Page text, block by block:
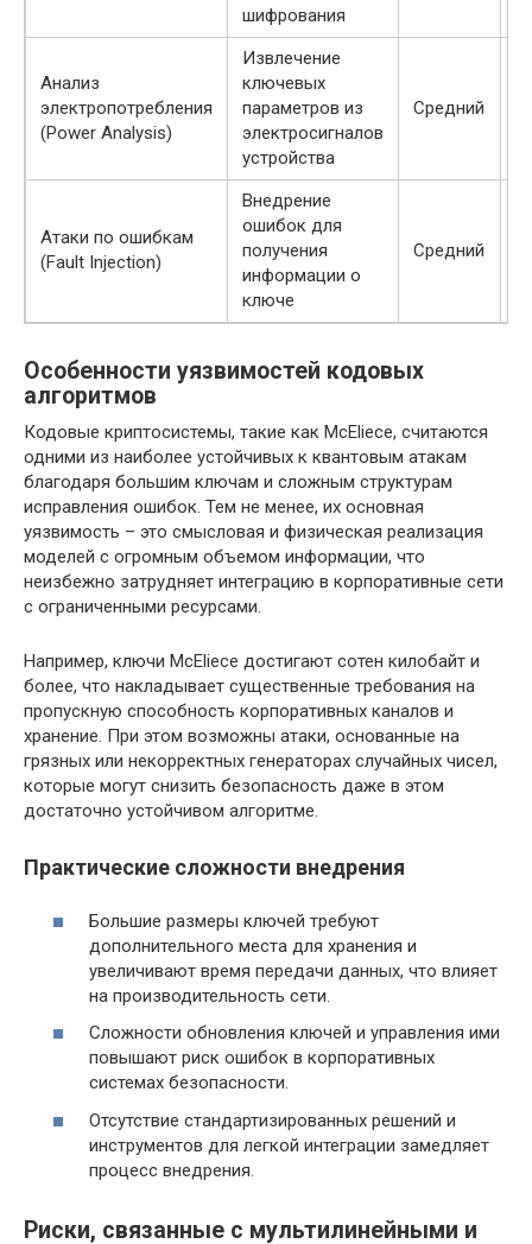
шифрования
Анализ
электропотребления
(Power Analysis)
Извлечение
ключевых
параметров из
электросигналов
устройства
Средний
Атаки по ошибкам
(Fault Injection)
Внедрение
ошибок для
получения
информации о
ключе
Средний
Особенности уязвимостей кодовых
алгоритмов
Кодовые криптосистемы, такие как McEliece, считаются
одними из наиболее устойчивых к квантовым атакам
благодаря большим ключам и сложным структурам
исправления ошибок. Тем не менее, их основная
уязвимость – это смысловая и физическая реализация
моделей с огромным объемом информации, что
неизбежно затрудняет интеграцию в корпоративные сети
с ограниченными ресурсами.
Например, ключи McEliece достигают сотен килобайт и
более, что накладывает существенные требования на
пропускную способность корпоративных каналов и
хранение. При этом возможны атаки, основанные на
грязных или некорректных генераторах случайных чисел,
которые могут снизить безопасность даже в этом
достаточно устойчивом алгоритме.
Практические сложности внедрения
Большие размеры ключей требуют
дополнительного места для хранения и
увеличивают время передачи данных, что влияет
на производительность сети.
Сложности обновления ключей и управления ими
повышают риск ошибок в корпоративных
системах безопасности.
Отсутствие стандартизированных решений и
инструментов для легкой интеграции замедляет
процесс внедрения.
Риски, связанные с мультилинейными и